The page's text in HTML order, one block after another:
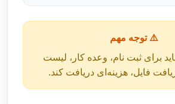
⚠️ توجه مهم
برای ثبت نام، وعده کار، لیست
فایل، هزینه‌ای دریافت کند.